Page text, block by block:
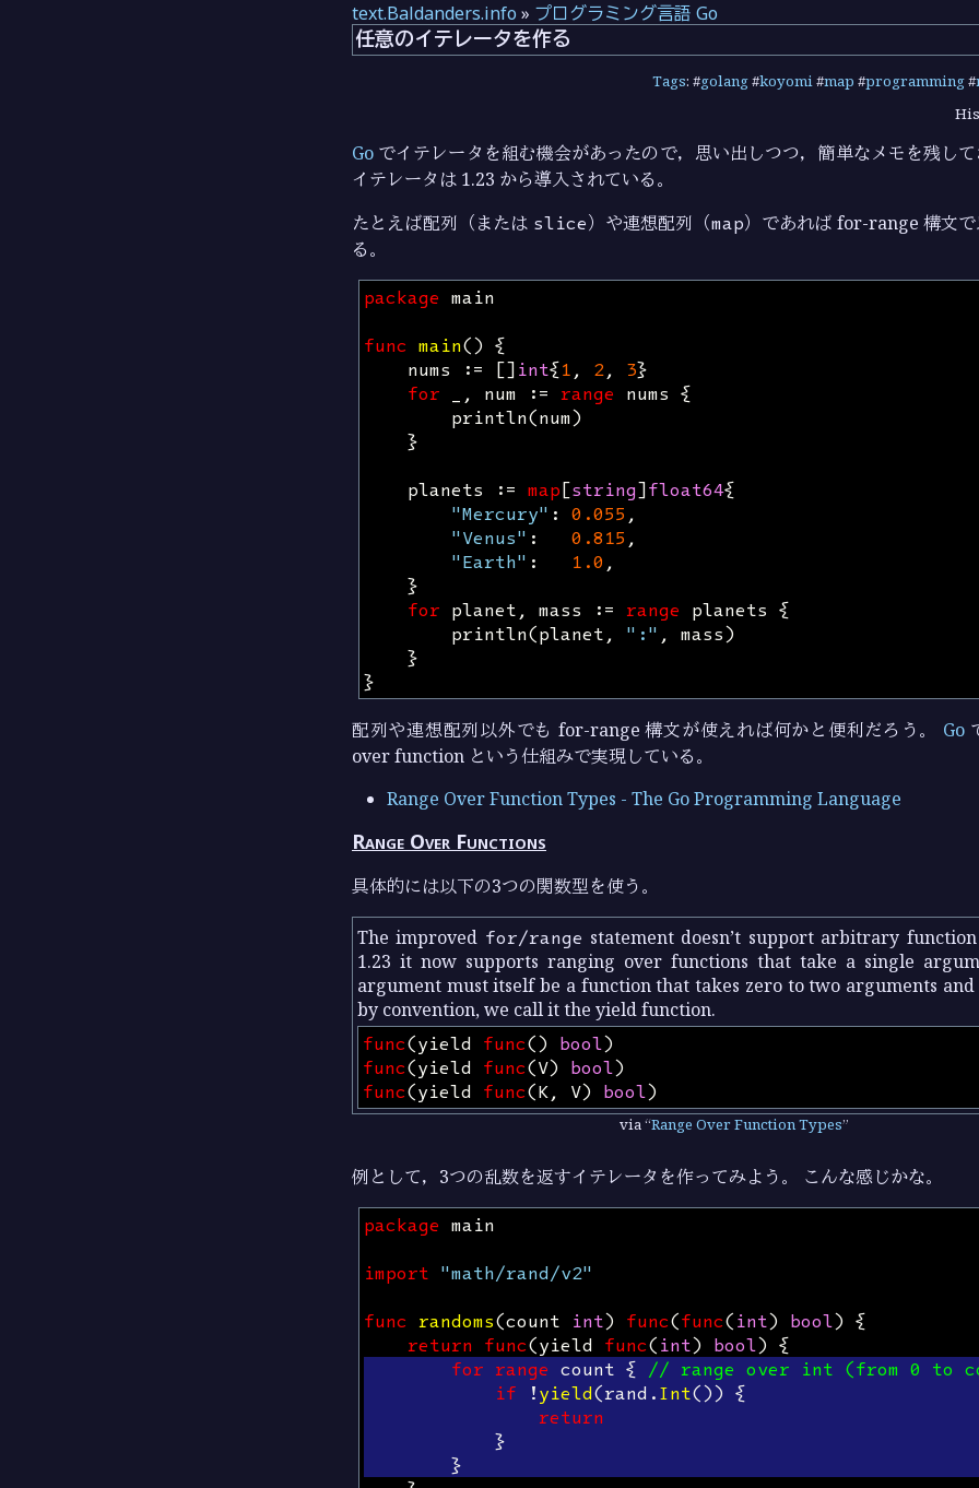
text.Baldanders.info » プログラミング言語 Go
任意のイテレータを作る
Tags: #golang#koyomi#map #programming#
Go でイテレータを組む機会があったので，思い出しつつ，簡単なメモを残し
イテレータは 1.23 から導入されている。
たとえば配列（または slice）や連想配列（map）であれば for-range 構文
る。
package main
func main() {
nums
:= []int{1 , 2, 3}
for
, num := range nums {
println(num)
}
planets
:= map[string]float64{
"Mercury" : 0.055 ,
"Venus" : 0.815 ,
"Earth" : 1.0 ,
}
for planet , mass := range planets {
println(planet , ":" , mass)
}
}
配列や連想配列以外でも for-range 構文が使えれば何かと便利だろう。 Go
over function という仕組みで実現している。
Range Over Function Types - The Go Programming Language
Range Over Functions
具体的には以下の3つの関数型を使う。
The improved for/range statement doesn’t support arbitrary
1.23 it now supports ranging over functions that take a single
argument must itself be a function that takes zero to two arguments
by convention, we call it the yield function.
func(yield func() bool)
func(yield func(V) bool)
func(yield func(K, V) bool)
via Range Over Function Types
例として，3つの乱数を返すイテレータを作ってみよう。 こんな感じかな。
package main
import "math/rand/v2"
func randoms(count int) func(func(int) bool) {
return func(yield func(int) bool) {
for range count { // range over int (from 0 to
if
!yield(rand .Int()) {
return
}
}